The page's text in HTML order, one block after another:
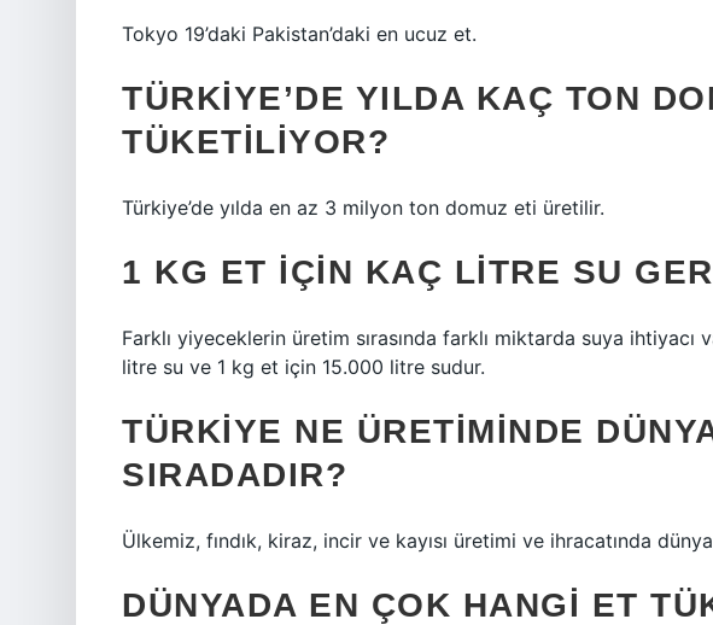
Tokyo 19’daki Pakistan’daki en ucuz et.
TÜRKIYE’DE YILDA KAÇ TON
TÜKETILIYOR?
Türkiye’de yılda en az 3 milyon ton domuz eti üretilir.
1 KG ET IÇIN KAÇ LITRE SU
Farklı yiyeceklerin üretim sırasında farklı miktarda suya
litre su ve 1 kg et için 15.000 litre sudur.
TÜRKIYE NE ÜRETIMINDE
SIRADADIR?
Ülkemiz, fındık, kiraz, incir ve kayısı üretimi ve ihracatında
DÜNYADA EN ÇOK HANGI ET